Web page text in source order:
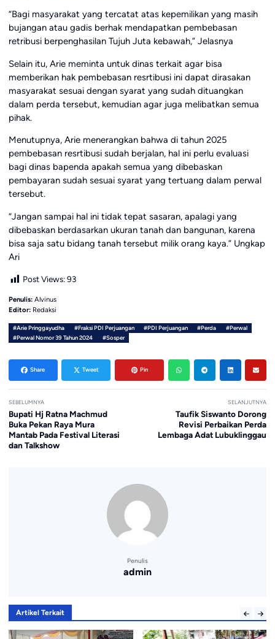
“Bagi masyarakat yang tercatat atas kepemilikan yang masih
bujangan atau gadis berhak mendapatkan pembebasan
retribusi berpenghasilan Tujuh Juta kebawah,” Jelasnya
Selain itu, Arie meminta untuk dinas terkait agar bisa
memberikan hak pembebasan resrtibusi ini dapat dirasakan
masyarakat sesuai dengan syarat yang sudah dituangkan
dalam perda tersebut, kemudian agar juga melibatkan semua
pihak.
Menutupnya, Arie menerangkan bahwa di tahun 2025
pembebasan resrtibusi sudah berjalan, hal ini perlu evaluasi
bagi dinas bapenda apakah semua yang dibebaskan
pembayaran sudah sesuai syarat yang tertuang dalam perwal
tersebut.
“Jangan sampai hal ini tidak tepat sasaran, apalagi yang
dibebaskan berdasarkan ukuran tanah dan bangunan, karena
bisa saja satu bidang tanah tersebut milik orang kaya.” Ungkap
Ari
Post Views: 93
Penulis: Alvinus
Editor: Redaksi
#Arie Pringgayudha #Fraksi PDI Perjuangan #PDI Perjuangan #Perda
#Perwal
#Perwal Nomor 39 Tahun 2024
#Sosper
Share Tweet Pin
SEBELUMNYA
Bupati Hj Ratna Machmud
Buka Pekan Raya Mura
Mantab Pada Festival Literasi
dan Talkshow
SELANJUTNYA
Taufik Siswanto Dorong
Revisi Perbaikan Perda
Lembaga Adat Lubuklinggau
Penulis
admin
Artikel Terkait